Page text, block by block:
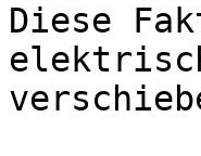
Diese